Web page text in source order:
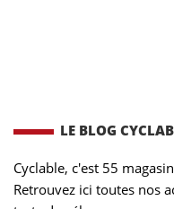
LE BLOG
Cyclable, c'est 55
Retrouvez ici toutes nos